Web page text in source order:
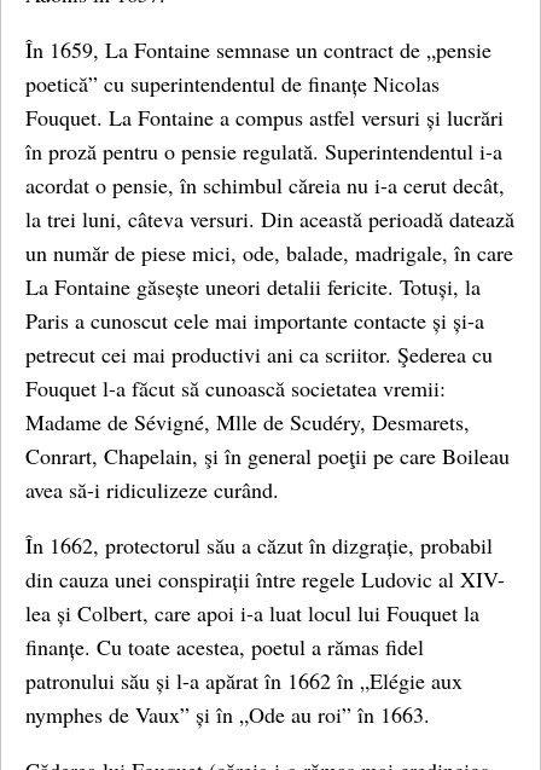
În 1659, La Fontaine semnase un contract de „pensie
poetică” cu superintendentul de finanțe Nicolas
Fouquet. La Fontaine a compus astfel versuri și lucrări
în proză pentru o pensie regulată. Superintendentul i-a
acordat o pensie, în schimbul căreia nu i-a cerut decât,
la trei luni, câteva versuri. Din această perioadă datează
un număr de piese mici, ode, balade, madrigale, în care
La Fontaine găsește uneori detalii fericite. Totuși, la
Paris a cunoscut cele mai importante contacte și și-a
petrecut cei mai productivi ani ca scriitor. Şederea cu
Fouquet l-a făcut să cunoască societatea vremii:
Madame de Sévigné, Mlle de Scudéry, Desmarets,
Conrart, Chapelain, şi în general poeţii pe care Boileau
avea să-i ridiculizeze curând.
În 1662, protectorul său a căzut în dizgrație, probabil
din cauza unei conspirații între regele Ludovic al XIV-
lea și Colbert, care apoi i-a luat locul lui Fouquet la
finanțe. Cu toate acestea, poetul a rămas fidel
patronului său și l-a apărat în 1662 în „Elégie aux
nymphes de Vaux” și în „Ode au roi” în 1663.